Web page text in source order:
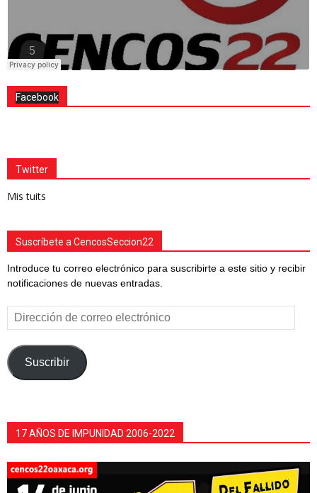
Facebook
Twitter
Mis tuits
Suscríbete a CencosSeccion22
Introduce tu correo electrónico para suscribirte a este sitio y recibir
notificaciones de nuevas entradas.
Dirección
de
electrónico
Suscribir
17 AÑOS DE IMPUNIDAD 2006-2022